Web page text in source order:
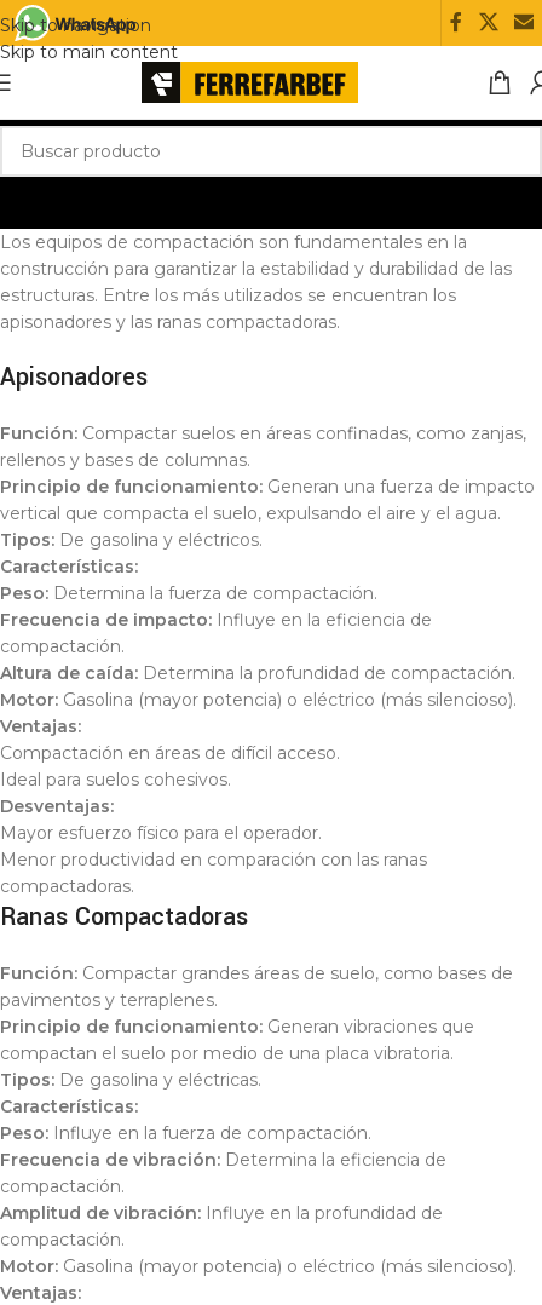
Skip to navigation
Skip to main content
Los equipos de compactación son fundamentales en la
construcción para garantizar la estabilidad y durabilidad de las
estructuras. Entre los más utilizados se encuentran los
apisonadores y las ranas compactadoras.
Apisonadores
Función: Compactar suelos en áreas confinadas, como zanjas,
rellenos y bases de columnas.
Principio de funcionamiento: Generan una fuerza de impacto
vertical que compacta el suelo, expulsando el aire y el agua.
Tipos: De gasolina y eléctricos.
Características:
Peso: Determina la fuerza de compactación.
Frecuencia de impacto: Influye en la eficiencia de
compactación.
Altura de caída: Determina la profundidad de compactación.
Motor: Gasolina (mayor potencia) o eléctrico (más silencioso).
Ventajas:
Compactación en áreas de difícil acceso.
Ideal para suelos cohesivos.
Desventajas:
Mayor esfuerzo físico para el operador.
Menor productividad en comparación con las ranas
compactadoras.
Ranas Compactadoras
Función: Compactar grandes áreas de suelo, como bases de
pavimentos y terraplenes.
Principio de funcionamiento: Generan vibraciones que
compactan el suelo por medio de una placa vibratoria.
Tipos: De gasolina y eléctricas.
Características:
Peso: Influye en la fuerza de compactación.
Frecuencia de vibración: Determina la eficiencia de
compactación.
Amplitud de vibración: Influye en la profundidad de
compactación.
Motor: Gasolina (mayor potencia) o eléctrico (más silencioso).
Ventajas: